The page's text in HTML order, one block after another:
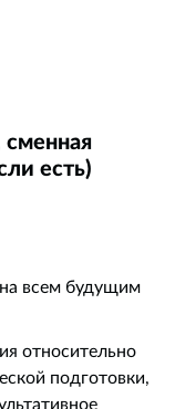
есть)
всем будущим
относительно
подготовки,